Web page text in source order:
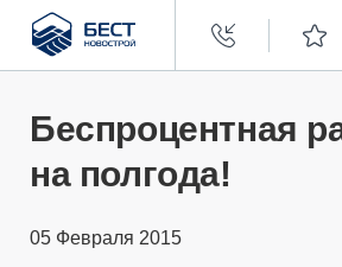
Бест
Новострой
ПОКУПАТЕЛЯМ
ЗАСТРОЙЩИКАМ
Беспроцентная
на полгода!
05 Февраля 2015